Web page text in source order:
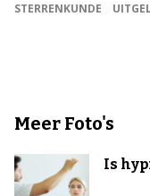
STERRENKUNDE
Meer Foto's
Is